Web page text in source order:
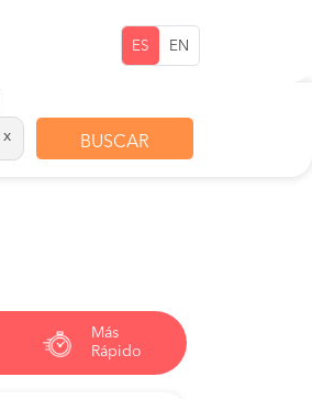
ES EN
x BUSCAR
Más
Rápido